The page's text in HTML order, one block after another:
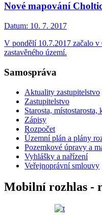
Nové mapování
Datum: 10. 7. 2017
V pondělí 10.7.2017 začalo
zastavěného území.
Samospráva
Aktuality zastupitelstvo
Zastupitelstvo
Starosta,
Zápisy
Rozpočet
Územní plán a plány
Pozemkové úpravy a
Vyhlášky a nařízení
Veřejnoprávní smlouvy
Mobilní rozhlas -